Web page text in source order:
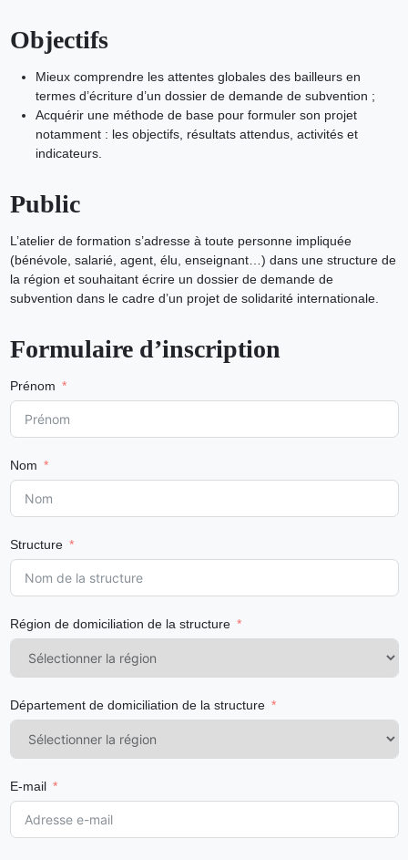
Objectifs
Mieux comprendre les attentes globales des bailleurs en
termes d’écriture d’un dossier de demande de subvention ;
Acquérir une méthode de base pour formuler son projet
notamment : les objectifs, résultats attendus, activités et
indicateurs.
Public
L’atelier de formation s’adresse à toute personne impliquée
(bénévole, salarié, agent, élu, enseignant…) dans une structure de
la région et souhaitant écrire un dossier de demande de
subvention dans le cadre d’un projet de solidarité internationale.
Formulaire d’inscription
Prénom
Nom
Structure
Région de domiciliation de la structure
Département de domiciliation de la structure
E-mail